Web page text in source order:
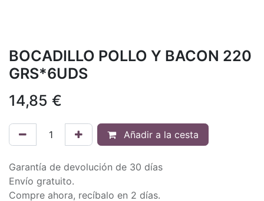
BOCADILLO POLLO Y BACON 220
GRS*6UDS
14,85 €
Añadir a la cesta
Garantía de devolución de 30 días
Envío gratuito.
Compre ahora, recíbalo en 2 días.